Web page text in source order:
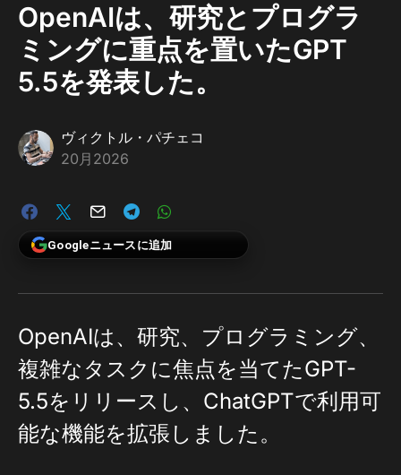
OpenAIは、研究とプログラ
ミングに重点を置いたGPT
5.5を発表した。
ヴィクトル・パチェコ
20月2026
Googleニュースに追加
OpenAIは、研究、プログラミング、
複雑なタスクに焦点を当てたGPT-
5.5をリリースし、ChatGPTで利用可
能な機能を拡張しました。